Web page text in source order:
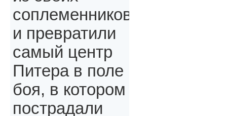
соплеменников
и превратили
самый центр
Питера в поле
боя, в котором
пострадали